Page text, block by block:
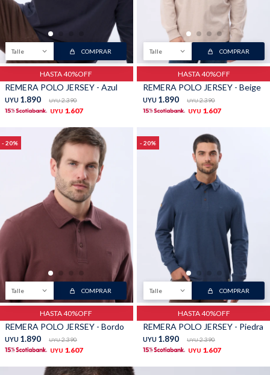
Talle COMPRAR
HASTA 40%OFF
REMERA POLO JERSEY - Azul
UYU 1.890 UYU 2.390
UYU 1.607
Talle COMPRAR
HASTA 40%OFF
REMERA POLO JERSEY - Beige
UYU 1.890 UYU 2.390
UYU 1.607
20
Talle COMPRAR
HASTA 40%OFF
REMERA POLO JERSEY - Bordo
UYU 1.890 UYU 2.390
UYU 1.607
20
Talle COMPRAR
HASTA 40%OFF
REMERA POLO JERSEY - Piedra
UYU 1.890 UYU 2.390
UYU 1.607